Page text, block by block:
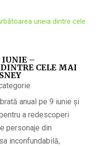
IUNIE –
CELE MAI
anual pe 9 iunie și
a redescoperi
personaje din
inconfundabilă,